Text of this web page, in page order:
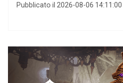
Pubblicato il 2026-08-06 14:11:00